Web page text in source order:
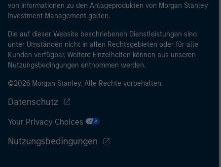
von Informationen zu den Anlageprodukten von Morgan Stanley
Investment Management gelten.
Die auf dieser Website beschriebenen Dienstleistungen sind
unter Umständen nicht in allen Rechtsgebieten oder für alle
Kunden verfügbar. Weitere Einzelheiten können aus unseren
Nutzungsbedingungen entnommen werden.
©2026 Morgan Stanley. Alle Rechte vorbehalten.
Datenschutz
Your Privacy Choices
Nutzungsbedingungen